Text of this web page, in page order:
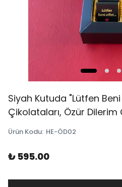
Siyah Kutuda "Lütfen Beni
Çikolataları, Özür Dilerim
Ürün Kodu: HE-ÖD02
₺ 595.00